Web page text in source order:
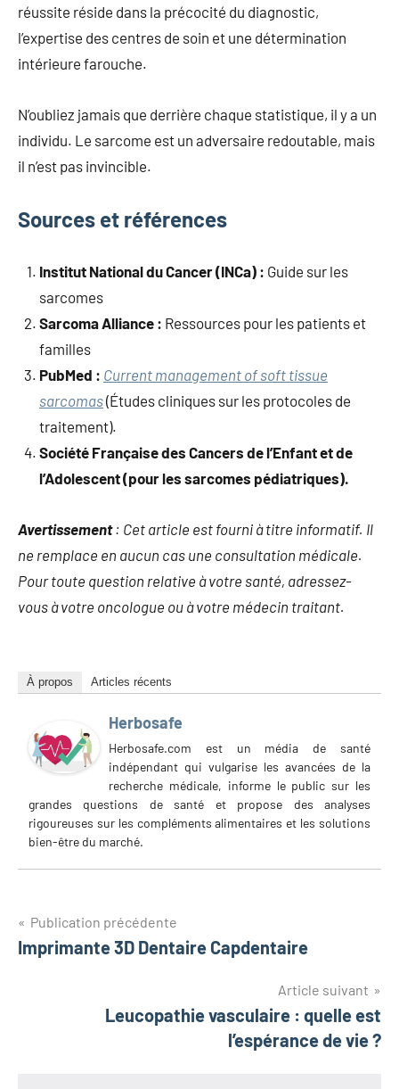
réussite réside dans la précocité du diagnostic,
l’expertise des centres de soin et une détermination
intérieure farouche.
N’oubliez jamais que derrière chaque statistique, il y a un
individu. Le sarcome est un adversaire redoutable, mais
il n’est pas invincible.
Sources et références
Institut National du Cancer (INCa) : Guide sur les
sarcomes
Sarcoma Alliance : Ressources pour les patients et
familles
PubMed : Current management of soft tissue
sarcomas(Études cliniques sur les protocoles de
traitement).
Société Française des Cancers de l’Enfant et de
l’Adolescent (pour les sarcomes pédiatriques).
Avertissement: Cet article est fourni à titre informatif. Il
ne remplace en aucun cas une consultation médicale.
Pour toute question relative à votre santé, adressez-
vous à votre oncologue ou à votre médecin traitant.
À propos Articles récents
Herbosafe
Herbosafe.com est un média de santé
indépendant qui vulgarise les avancées de la
recherche médicale, informe le public sur les
grandes questions de santé et propose des analyses
rigoureuses sur les compléments alimentaires et les solutions
bien-être du marché.
Navigation
de
Publication précédente
Imprimante 3D Dentaire Capdentaire
Article suivant
Leucopathie vasculaire : quelle est
l’espérance de vie ?